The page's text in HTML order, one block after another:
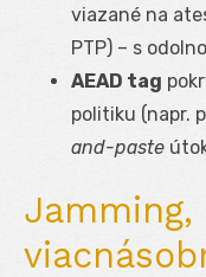
viazané na
PTP) – s
AEAD tag
politiku (napr.
and-paste
Jamming,